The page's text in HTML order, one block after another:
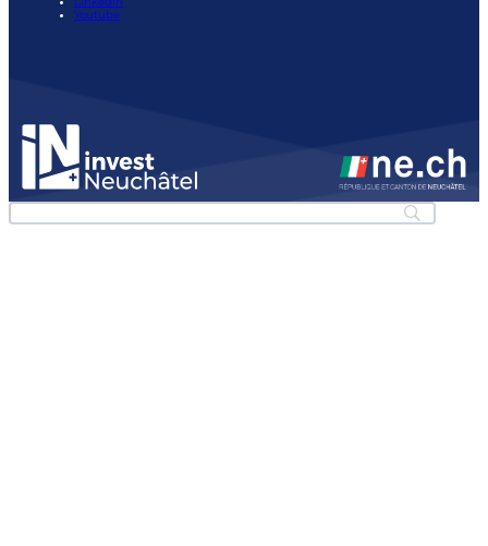
Youtube